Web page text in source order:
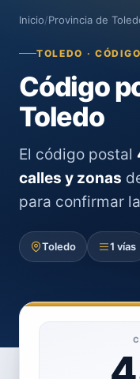
Inicio/Provincia de
TOLEDO ·
Código
Toledo
El código postal
calles y zonas
para confirmar
Toledo 1 vías